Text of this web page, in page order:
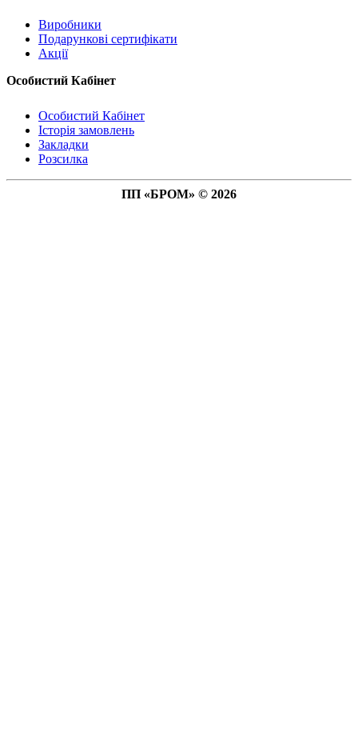
Виробники
Подарункові сертифікати
Акції
Особистий Кабінет
Особистий Кабінет
Історія замовлень
Закладки
Розсилка
ПП «БРОМ» © 2026